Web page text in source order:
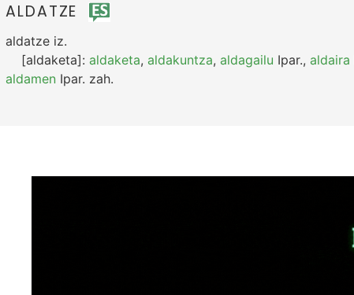
ALDATZE
aldatze iz.
[aldaketa]: aldaketa, aldakuntza, aldagailu Ipar., aldaira
aldamen Ipar. zah.